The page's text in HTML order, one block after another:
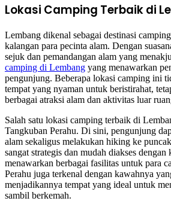
Lokasi Camping Terbaik di
Lembang dikenal sebagai destinasi
kalangan para pecinta alam. Dengan
sejuk dan pemandangan alam yang
camping di Lembang yang menawarkan
pengunjung. Beberapa lokasi camping ini
tempat yang nyaman untuk beristirahat,
berbagai atraksi alam dan aktivitas luar
Salah satu lokasi camping terbaik di
Tangkuban Perahu. Di sini, pengunjung
alam sekaligus melakukan hiking ke
sangat strategis dan mudah diakses dengan
menawarkan berbagai fasilitas untuk para
Perahu juga terkenal dengan kawahnya
menjadikannya tempat yang ideal untuk
sambil berkemah.